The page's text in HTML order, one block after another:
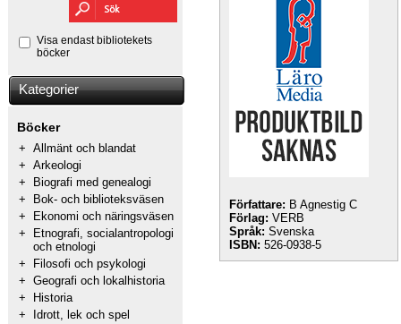
Visa endast bibliotekets
böcker
Kategorier
Böcker
+ Allmänt och blandat
+ Arkeologi
+
Biografi med genealogi
+
Bok- och biblioteksväsen
+
Ekonomi och näringsväsen
+
Etnografi, socialantropologi
och etnologi
+
Filosofi och psykologi
+ Geografi och lokalhistoria
+
Historia
+
Idrott, lek och spel
Författare: B Agnestig C
Förlag: VERB
Språk: Svenska
ISBN: 526-0938-5